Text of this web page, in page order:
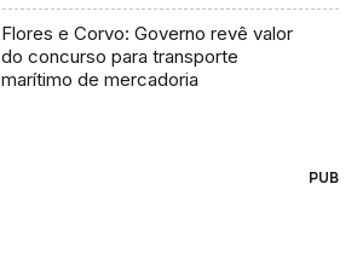
Flores e Corvo: Governo revê valor
do concurso para transporte
marítimo de mercadoria
PUB